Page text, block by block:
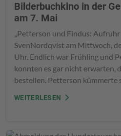
Bilderbuchkino in der
am 7. Mai
„Petterson und Findus:
SvenNordqvist am Mittwoch,
Uhr. Endlich war Frühling und
konnten es gar nicht erwarten,
bestellen. Petterson kümmerte
WEITERLESEN